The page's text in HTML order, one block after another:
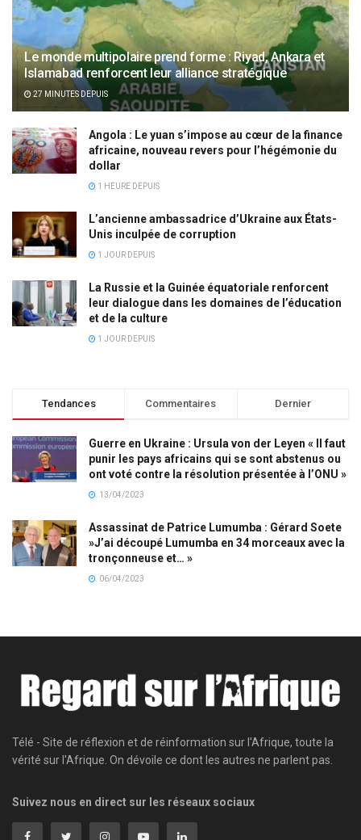
Le monde multipolaire prend forme : Riyad, Ankara et
Islamabad renforcent leur alliance stratégique
27 MINUTES DEPUIS
Angola : Le yuan s’impose au cœur de la finance
africaine, nouveau revers pour l’hégémonie du
dollar
1 HEURE DEPUIS
L’ancienne ambassadrice d’Ukraine aux États-
Unis inculpée de corruption
1 JOUR DEPUIS
La Russie et la Guinée équatoriale renforcent
leur dialogue dans les domaines de l’éducation
et de la culture
1 JOUR DEPUIS
Tendances Commentaires Dernier
Guerre en Ukraine : Ursula von der Leyen « Il faut
punir les pays africains qui se sont abstenus ou
ont voté contre la résolution présentée à l’ONU »
13/04/2023
Assassinat de Patrice Lumumba : Gérard Soete
»J’ai découpé Lumumba en 34 morceaux avec la
tronçonneuse et… »
06/04/2023
Télé - Site de réflexion et de réinformation sur l'Afrique, toute la
vérité sur l'Afrique. On dévoile ce dont les autres ne parlent pas.
Suivez nous en direct sur les réseaux sociaux